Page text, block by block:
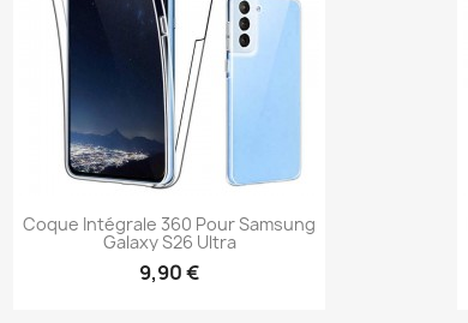
Coque Intégrale 360 Pour Samsung
Galaxy S26 Ultra
9,90 €